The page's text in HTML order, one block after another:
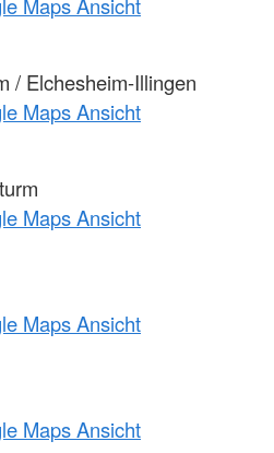
/ Elchesheim-Illingen
Maps Ansicht
Maps Ansicht
Maps Ansicht
Maps Ansicht